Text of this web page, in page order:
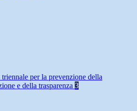
triennale per la prevenzione della
e della trasparenza 3